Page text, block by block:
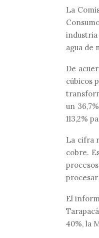
La
industria
agua de
De
cúbicos
un
113,2%
La cifra
cobre.
El
40%, la